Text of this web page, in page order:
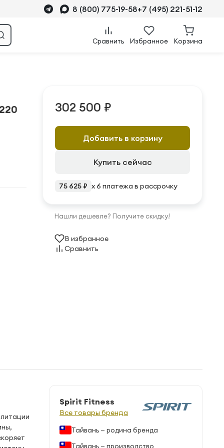
8 (800) 775-19-58+7 (495) 221-51-12
Сравнить Избранное Корзина
302 500 ₽
Добавить в корзину
Купить сейчас
75 625 ₽ x 6 платежа в рассрочку
Нашли дешевле? Получите скидку!
В избранное
Сравнить
Spirit Fitness
Все товары бренда
Тайвань — родина бренда
Тайвань — производство